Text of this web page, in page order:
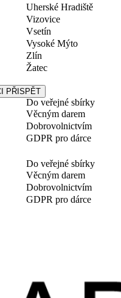
Uherské Hradiště
Vizovice
Vsetín
Vysoké Mýto
Zlín
Žatec
PŘISPĚT
Do veřejné sbírky
Věcným darem
Dobrovolnictvím
GDPR pro dárce
Do veřejné sbírky
Věcným darem
Dobrovolnictvím
GDPR pro dárce